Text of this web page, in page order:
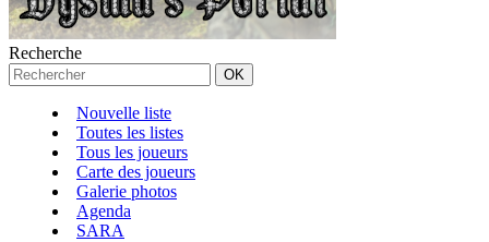
Recherche
Nouvelle liste
Toutes les listes
Tous les joueurs
Carte des joueurs
Galerie photos
Agenda
SARA